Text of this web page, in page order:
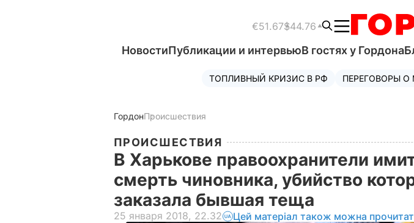
€51.67$44.76
НовостиПубликации и интервьюВ гостях у Гордона
ТОПЛИВНЫЙ КРИЗИС В РФ ПЕРЕГОВОРЫ О
ГордонПроисшествия
ПРОИСШЕСТВИЯ
В Харькове правоохранители
смерть чиновника, убийство
заказала бывшая теща
25 января 2018, 22.32 Цей матеріал також можна